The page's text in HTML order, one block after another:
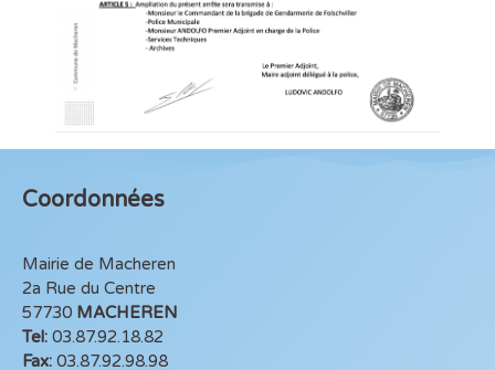
Coordonnées
Mairie de Macheren
2a Rue du Centre
57730 MACHEREN
Tel: 03.87.92.18.82
Fax: 03.87.92.98.98